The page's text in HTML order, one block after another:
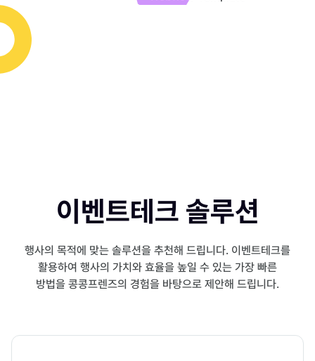
이벤트테크 솔루션
행사의 목적에 맞는 솔루션을 추천해 드립니다. 이벤트테크를
활용하여 행사의 가치와 효율을 높일 수 있는 가장 빠른
방법을 콩콩프렌즈의 경험을 바탕으로 제안해 드립니다.